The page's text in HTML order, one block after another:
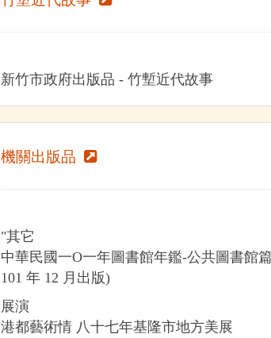
新竹市政府出版品 - 竹塹近代故事
機關出版品
"其它
中華民國一O一年圖書館年鑑-公共圖書館
101 年 12 月出版)
展演
港都藝術情 八十七年基隆市地方美展